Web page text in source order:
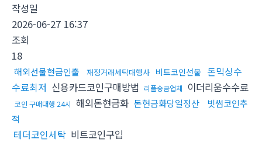
작성일
2026-06-27 16:37
조회
18
해외선물현금인출 재정거래세탁대행사 비트코인선물 돈믹싱수
수료최저 신용카드코인구매방법 리플송금업체 이더리움수수료
코인 구매대행 24시 해외돈현금화 돈현금화당일정산
빗썸코인추
적
테더코인세탁 비트코인구입